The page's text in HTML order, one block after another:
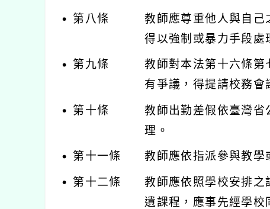
第八條 教師應尊重他人與自己
得以強制或暴力手段處
第九條
教師對本法第十六條第
有爭議，得提請校務會
第十條 教師出勤差假依臺灣省
理。
第十一條 教師應依指派參與教學
第十二條 教師應依照學校安排之
遺課程，應事先經學校